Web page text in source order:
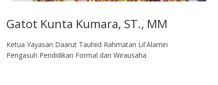
Gatot Kunta Kumara, ST., MM
Ketua Yayasan Daarut Tauhiid Rahmatan Lil'Alamin
Pengasuh Pendidikan Formal dan Wirausaha